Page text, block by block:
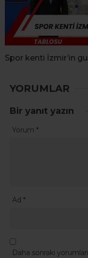
Spor kenti İzmir’in
YORUMLAR
Bir yanıt yazın
Yorum *
Ad *
Daha sonraki